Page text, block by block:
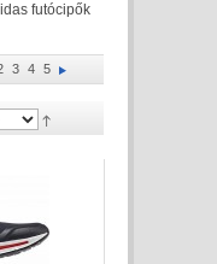
futócipők
3 4
5